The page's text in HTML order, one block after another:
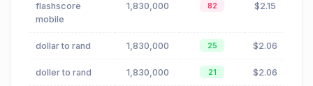
flashscore
mobile
1,830,000 82 $2.15
dollar to rand 1,830,000 25 $2.06
doller to rand 1,830,000 21 $2.06